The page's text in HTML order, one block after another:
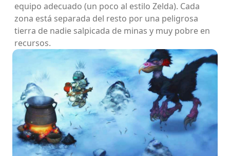
equipo adecuado (un poco al estilo Zelda). Cada
zona está separada del resto por una peligrosa
tierra de nadie salpicada de minas y muy pobre en
recursos.